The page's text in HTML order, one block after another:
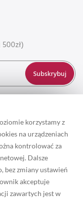
korzystamy z
na urządzeniach
kontrolować za
Dalsze
bez zmiany ustawień
akceptuje
zawartych jest w
Subskrybuj
oraz zdjęć
marki Lotari. /